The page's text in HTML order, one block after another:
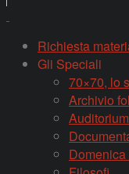
Richiesta
Gli Speciali
70×70, lo
Archivio